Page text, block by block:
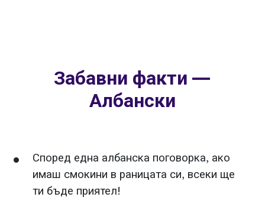
Забавни факти —
Албански
Според една албанска поговорка, ако
имаш смокини в раницата си, всеки ще
ти бъде приятел!